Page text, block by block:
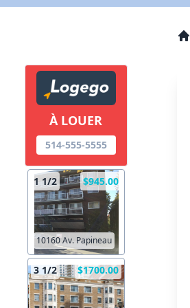
À LOUER
514-555-5555
1 1/2 $945.00
10160 Av. Papineau
3 1/2 $1700.00